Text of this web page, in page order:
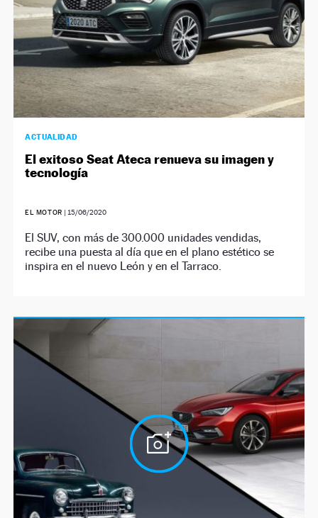
ACTUALIDAD
El exitoso Seat Ateca renueva su imagen y
tecnología
EL MOTOR | 15/06/2020
El SUV, con más de 300.000 unidades vendidas,
recibe una puesta al día que en el plano estético se
inspira en el nuevo León y en el Tarraco.